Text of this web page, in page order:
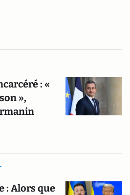
: «
»,
: Alors que